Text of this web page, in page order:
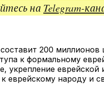
на Telegram-
200 миллионов
к формальному
укрепление
еврейскому народу и